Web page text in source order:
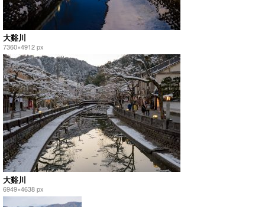
大谿川
7360×4912 px
大谿川
6949×4638 px